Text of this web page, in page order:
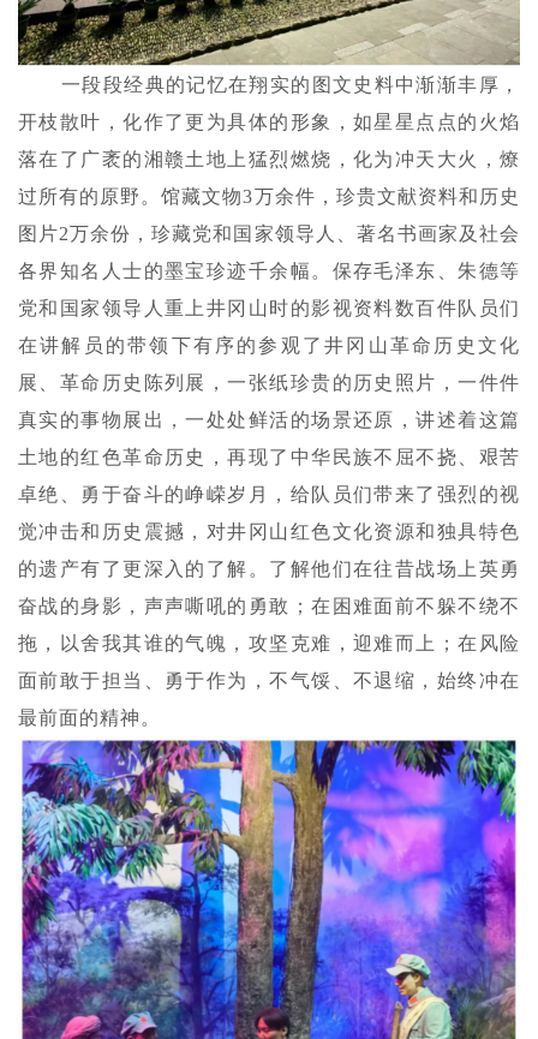
一段段经典的记忆在翔实的图文史料中渐渐丰厚，
开枝散叶，化作了更为具体的形象，如星星点点的火焰
落在了广袤的湘赣土地上猛烈燃烧，化为冲天大火，燎
过所有的原野。馆藏文物3万余件，珍贵文献资料和历史
图片2万余份，珍藏党和国家领导人、著名书画家及社会
各界知名人士的墨宝珍迹千余幅。保存毛泽东、朱德等
党和国家领导人重上井冈山时的影视资料数百件队员们
在讲解员的带领下有序的参观了井冈山革命历史文化
展、革命历史陈列展，一张纸珍贵的历史照片，一件件
真实的事物展出，一处处鲜活的场景还原，讲述着这篇
土地的红色革命历史，再现了中华民族不屈不挠、艰苦
卓绝、勇于奋斗的峥嵘岁月，给队员们带来了强烈的视
觉冲击和历史震撼，对井冈山红色文化资源和独具特色
的遗产有了更深入的了解。了解他们在往昔战场上英勇
奋战的身影，声声嘶吼的勇敢；在困难面前不躲不绕不
拖，以舍我其谁的气魄， 攻坚克难，迎难而上；在风险
面前敢于担当、勇于作为，不气馁、不退缩，始终冲在
最前面的精神。